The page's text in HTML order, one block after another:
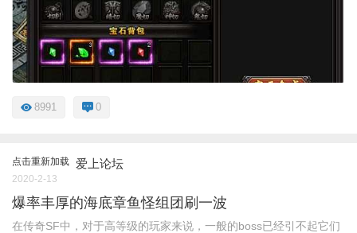
8991 0
点击重新加载 爱上论坛
2020-2-13
爆率丰厚的海底章鱼怪组团刷一波
在传奇SF中，对于高等级的玩家来说，一般的boss已经引不起它们